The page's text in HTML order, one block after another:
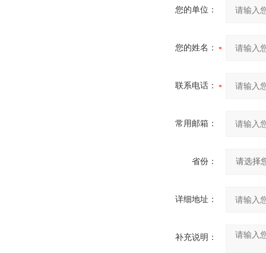
您的单位：
您的姓名：
联系电话：
常用邮箱：
省份：
详细地址：
补充说明：